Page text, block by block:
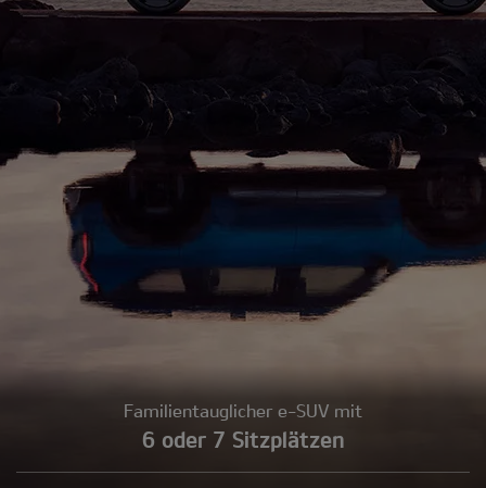
Familientauglicher e-SUV mit
6 oder 7 Sitzplätzen